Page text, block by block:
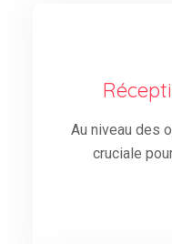
Au niveau des
cruciale